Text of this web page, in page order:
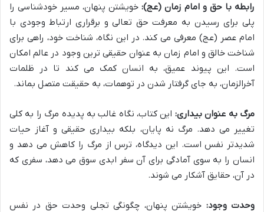
رابطه با حق و امام زمان (عج): خویشتن پنهان، مسیر خودشناسی را
پلی برای رسیدن به معرفت حق تعالی و برقراری ارتباط وجودی با
امام عصر (عج) معرفی می کند. در این نگاه، شناخت خود، راهی برای
شناخت خالق و امام زمان به عنوان حقیقی ترین وجود در عالم امکان
است. این پیوند عمیق، به انسان کمک می کند تا در ظلمات
آخرالزمان، به جای گرفتار شدن در توهمات، به حقیقت متصل بماند.
مرگ به عنوان بیداری: این کتاب، نگاه غالب به پدیده مرگ را به کلی
تغییر می دهد. مرگ نه پایان، بلکه بیداری حقیقی و آغاز حیات
شدیدتر نفس است. این دیدگاه، ترس از مرگ را کاهش می دهد و
انسان را به سوی آمادگی برای آن سفر ابدی سوق می دهد، سفری که
در آن، حقایق آشکار می شوند.
وحدت وجود: خویشتن پنهان، چگونگی تجلی وحدت حق در نفس